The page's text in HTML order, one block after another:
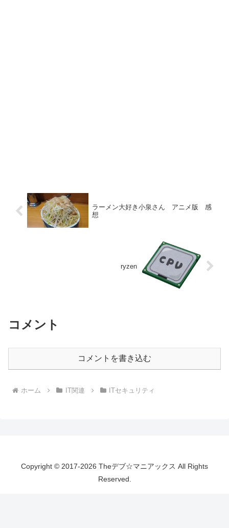
ラーメン大好き小泉さん アニメ版 感
想
ryzen
コメント
コメントを書き込む
ホーム IT関連 ITセキュリティ
Copyright © 2017-2026 Theデブ☆マニアックス All Rights
Reserved.